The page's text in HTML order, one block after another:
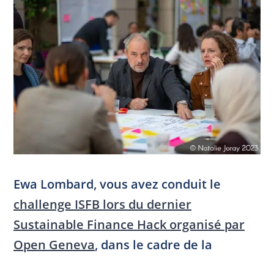
Ewa Lombard, vous avez conduit le
challenge ISFB lors du dernier
Sustainable Finance Hack organisé par
Open Geneva, dans le cadre de la